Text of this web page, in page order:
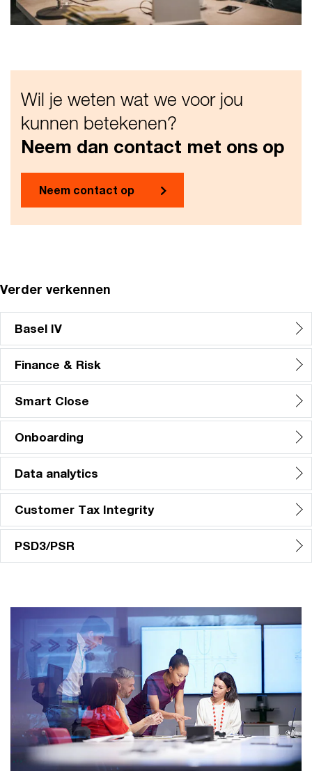
Wil je weten wat we voor jou
kunnen betekenen?
Neem dan contact met ons op
Neem contact op
Verder verkennen
Basel IV
Finance & Risk
Smart Close
Onboarding
Data analytics
Customer Tax Integrity
PSD3/PSR